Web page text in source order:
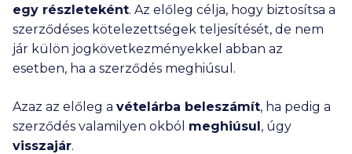
egy részleteként. Az előleg célja, hogy biztosítsa a
szerződéses kötelezettségek teljesítését, de nem
jár külön jogkövetkezményekkel abban az
esetben, ha a szerződés meghiúsul.
Azaz az előleg a vételárba beleszámít, ha pedig a
szerződés valamilyen okból meghiúsul, úgy
visszajár.